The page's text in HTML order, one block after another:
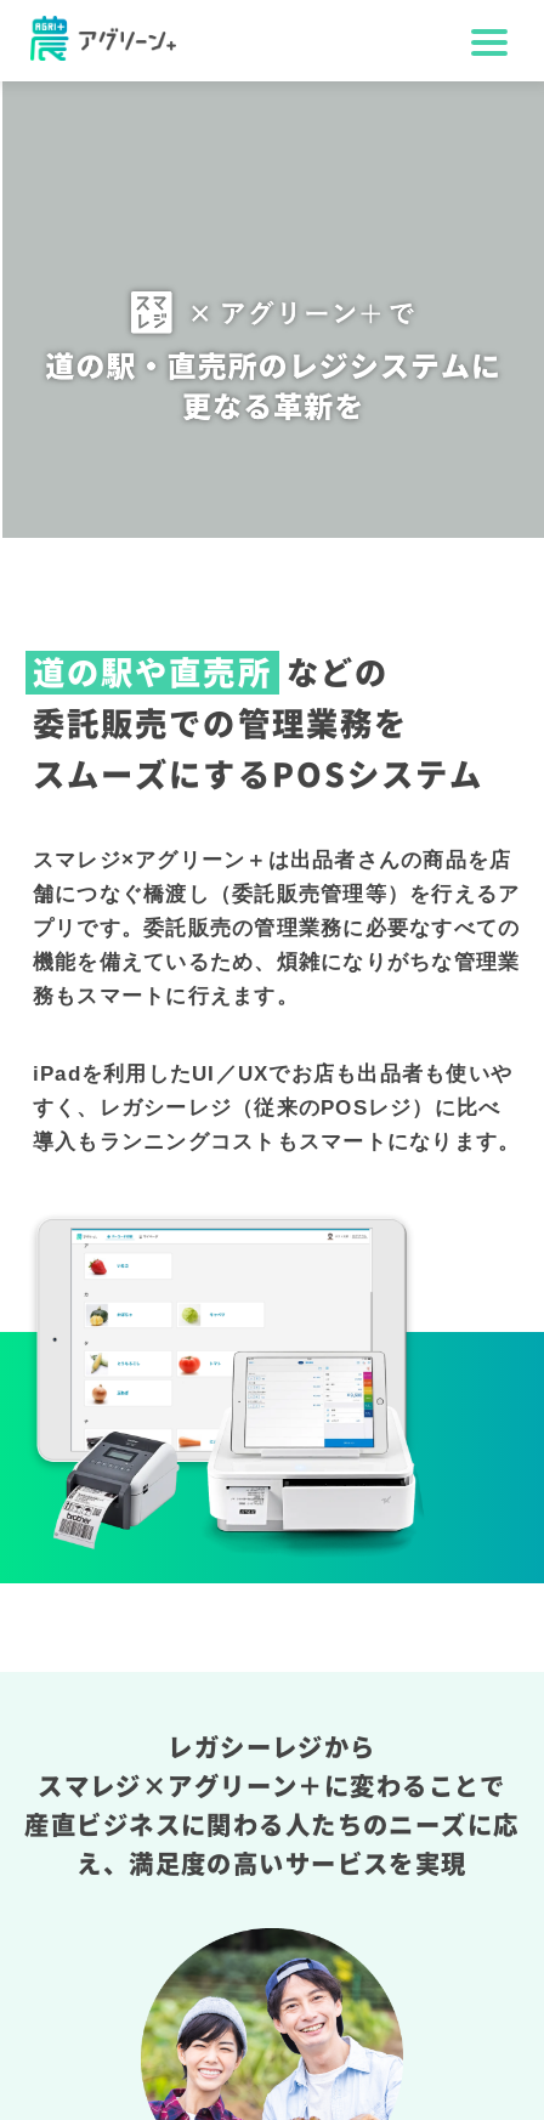
道の駅や直売所 などの
委託販売での管理業務を
スムーズにする POSシステム
スマレジ×アグリーン＋は出品者さんの商品を店
舗につなぐ橋渡し（委託販売管理等）を行えるア
プリです。委託販売の管理業務に必要なすべての
機能を備えているため、煩雑になりがちな管理業
務もスマートに行えます。
iPadを利用したUI／UXでお店も出品者も使いや
すく、レガシーレジ（従来のPOSレジ）に比べ
導入もランニングコストもスマートになります。
レガシーレジから
スマレジ×アグリーン＋に変わることで
産直ビジネスに関わる人たちのニーズに応
え、満足度の高いサービスを実現